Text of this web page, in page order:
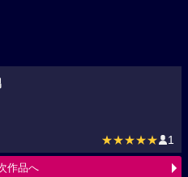
★★★★★ 1
作品へ